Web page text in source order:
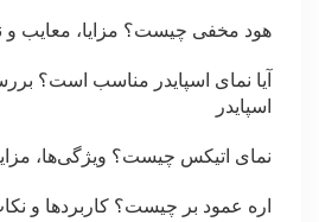
هود مخفی چیست؟ مزایا، معایب و
آیا نمای اسپایدر مناسب است؟
اسپایدر
نمای اتیکس چیست؟ ویژگی‌ها،
اره عمود بر چیست؟ کاربردها و